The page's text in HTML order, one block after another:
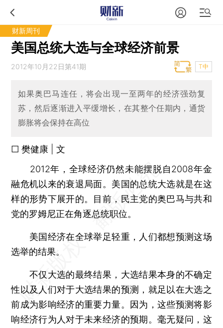
财新周刊
美国总统大选与全球经济前景
2012年10月22日第41期 T中
如果奥巴马连任，将会出现一至两年的经济强劲复
苏，然后逐渐进入平缓增长，在其整个任期内，通货
膨胀将会保持在高位
□ 樊健康 | 文
2012年，全球经济仍然未能摆脱自2008年金
融危机以来的衰退局面。美国的总统大选就是在这
样的形势下展开的。目前，民主党的奥巴马与共和
党的罗姆尼正在角逐总统职位。
美国经济在全球举足轻重，人们都想预测这场
选举的结果。
不仅大选的最终结果，大选结果本身的不确定
性以及人们对于大选结果的预测，就足以在大选之
前成为影响经济的重要力量。因为，这些预测将影
响经济行为人对于未来经济的预期。毫无疑问，这